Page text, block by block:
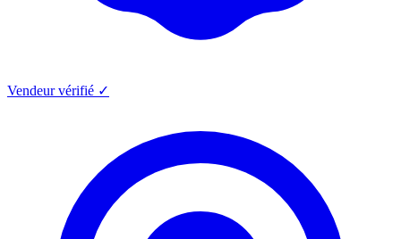
Vendeur vérifié ✓